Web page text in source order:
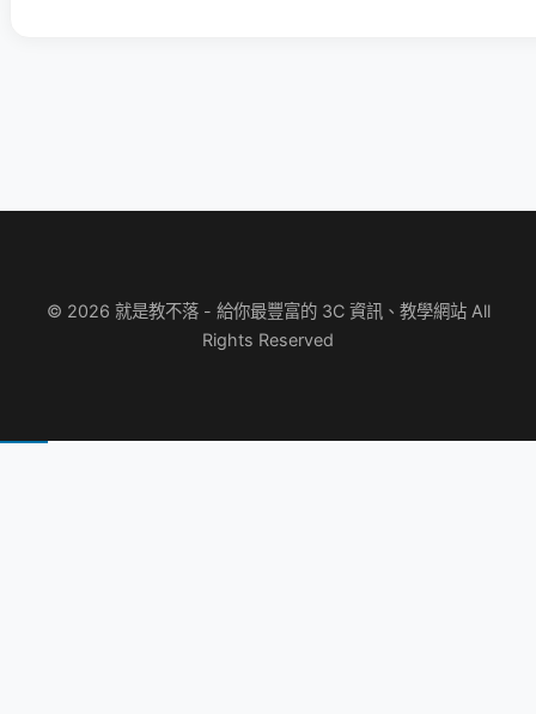
© 2026 就是教不落 - 給你最豐富的 3C 資訊、教學網站 All
Rights Reserved